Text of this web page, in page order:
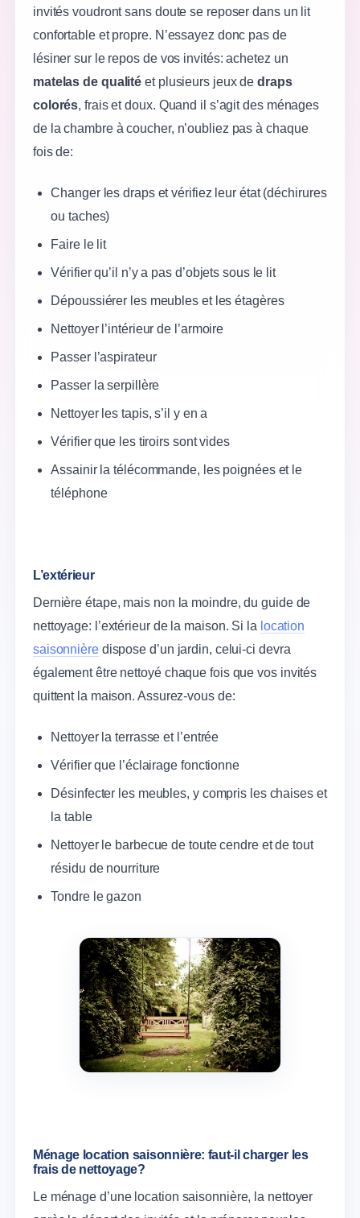
invités voudront sans doute se reposer dans un lit
confortable et propre. N’essayez donc pas de
lésiner sur le repos de vos invités: achetez un
matelas de qualité et plusieurs jeux dedraps
colorés, frais et doux. Quand il s’agit des ménages
de la chambre à coucher, n’oubliez pas à chaque
fois de:
Changer les draps et vérifiez leur état (déchirures
ou taches)
Faire le lit
Vérifier qu’il n’y a pas d’objets sous le lit
Dépoussiérer les meubles et les étagères
Nettoyer l’intérieur de l’armoire
Passer l’aspirateur
Passer la serpillère
Nettoyer les tapis, s’il y en a
Vérifier que les tiroirs sont vides
Assainir la télécommande, les poignées et le
téléphone
L’extérieur
Dernière étape, mais non la moindre, du guide de
nettoyage: l’extérieur de la maison. Si la location
saisonnièredispose d’un jardin, celui-ci devra
également être nettoyé chaque fois que vos invités
quittent la maison. Assurez-vous de:
Nettoyer la terrasse et l’entrée
Vérifier que l’éclairage fonctionne
Désinfecter les meubles, y compris les chaises et
la table
Nettoyer le barbecue de toute cendre et de tout
résidu de nourriture
Tondre le gazon
Ménage location saisonnière: faut-il charger les
frais de nettoyage?
Le ménage d’une location saisonnière, la nettoyer